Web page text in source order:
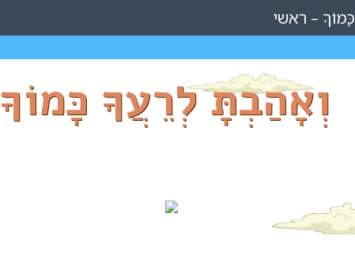
כָּמוֹךָ – ראשי
וְאָהַבְתָּ לְרֵעֲךָ כָּמוֹךָ